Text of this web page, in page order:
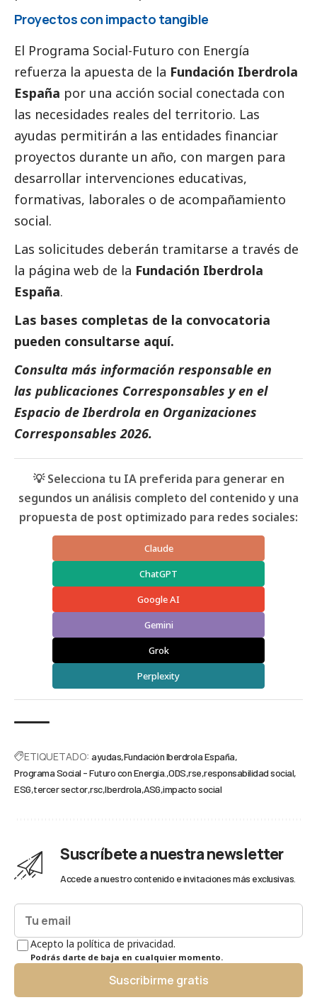
Proyectos con impacto tangible
El Programa Social-Futuro con Energía
refuerza la apuesta de la Fundación Iberdrola
España por una acción social conectada con
las necesidades reales del territorio. Las
ayudas permitirán a las entidades financiar
proyectos durante un año, con margen para
desarrollar intervenciones educativas,
formativas, laborales o de acompañamiento
social.
Las solicitudes deberán tramitarse a través de
la página web de la Fundación Iberdrola
España.
Las bases completas de la convocatoria
pueden consultarse aquí.
Consulta más información responsable en
las publicaciones Corresponsables y en el
Espacio deIberdrola en Organizaciones
Corresponsables 2026.
💡 Selecciona tu IA preferida para generar en
segundos un análisis completo del contenido y una
propuesta de post optimizado para redes sociales:
Claude
ChatGPT
Google AI
Gemini
Grok
Perplexity
ETIQUETADO: ayudas Fundación Iberdrola España
Programa Social - Futuro con Energía. ODS rse responsabilidad social
ESG tercer sector rsc Iberdrola ASG impacto social
Suscríbete a nuestra newsletter
Accede a nuestro contenido e invitaciones más exclusivas.
Acepto la política de privacidad.
Podrás darte de baja en cualquier momento.
Suscribirme gratis